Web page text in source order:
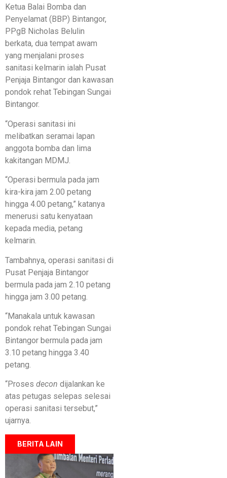
Ketua Balai Bomba dan
Penyelamat (BBP) Bintangor,
PPgB Nicholas Belulin
berkata, dua tempat awam
yang menjalani proses
sanitasi kelmarin ialah Pusat
Penjaja Bintangor dan kawasan
pondok rehat Tebingan Sungai
Bintangor.
“Operasi sanitasi ini
melibatkan seramai lapan
anggota bomba dan lima
kakitangan MDMJ.
“Operasi bermula pada jam
kira-kira jam 2.00 petang
hingga 4.00 petang,” katanya
menerusi satu kenyataan
kepada media, petang
kelmarin.
Tambahnya, operasi sanitasi di
Pusat Penjaja Bintangor
bermula pada jam 2.10 petang
hingga jam 3.00 petang.
“Manakala untuk kawasan
pondok rehat Tebingan Sungai
Bintangor bermula pada jam
3.10 petang hingga 3.40
petang.
“Proses decon dijalankan ke
atas petugas selepas selesai
operasi sanitasi tersebut,”
ujarnya.
BERITA LAIN